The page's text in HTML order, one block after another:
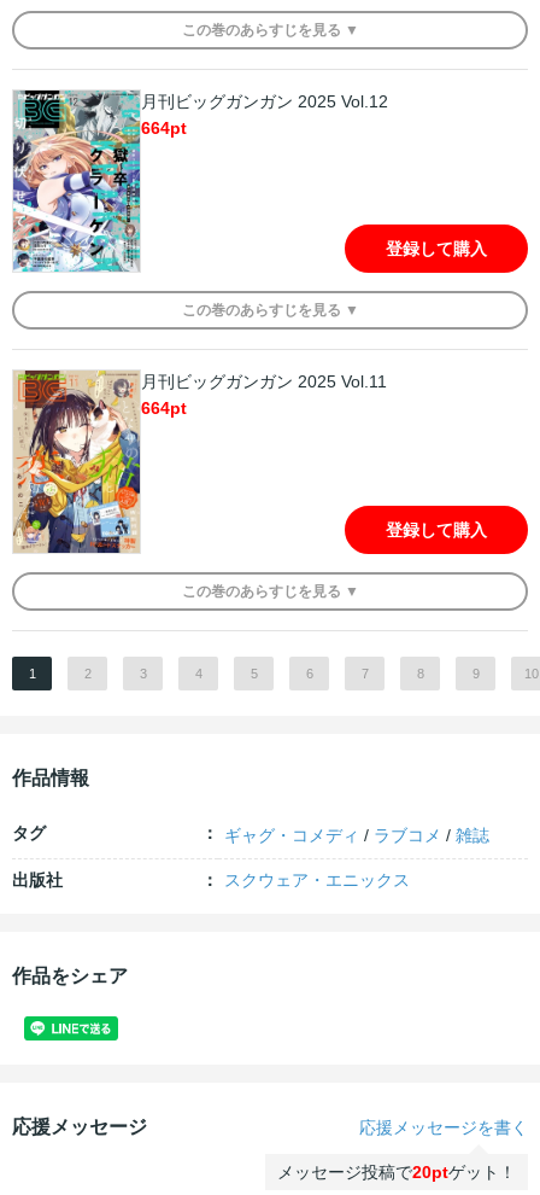
この巻のあらすじを 見る ▼
月刊ビッグガンガン 2025 Vol.12
664pt
登録して購入
この巻のあらすじを 見る ▼
月刊ビッグガンガン 2025 Vol.11
664pt
登録して購入
この巻のあらすじを 見る ▼
1 2 3 4 5 6 7 8 9 10
作品情報
タグ ギャグ・コメディ / ラブコメ /雑誌
出版社 スクウェア・エニックス
作品をシェア
応援メッセージ 応援メッセージを書く
メッセージ投稿で20ptゲット！